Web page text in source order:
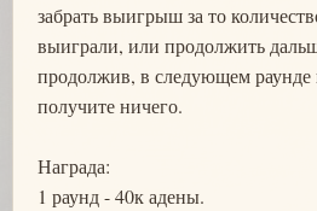
забрать выигрыш за то
выиграли, или продолжить
продолжив, в следующем раунде
получите ничего.
Награда:
1 раунд - 40к адены.